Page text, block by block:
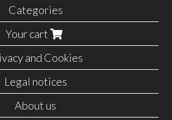
Categories
Your cart
and Cookies
Legal notices
About us